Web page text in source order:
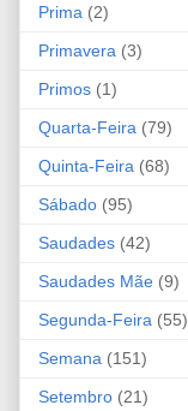
Prima (2)
Primavera (3)
Primos (1)
Quarta-Feira (79)
Quinta-Feira (68)
Sábado (95)
Saudades (42)
Saudades Mãe (9)
Segunda-Feira (55)
Semana (151)
Setembro (21)